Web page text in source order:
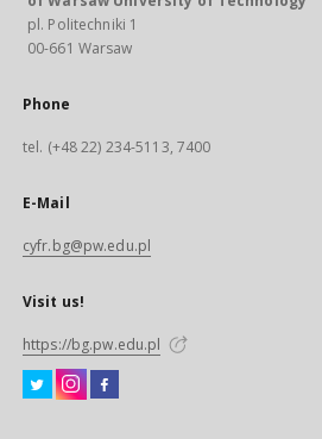
pl. Politechniki 1
00-661 Warsaw
Phone
tel. (+48 22) 234-5113, 7400
E-Mail
cyfr.bg@pw.edu.pl
Visit us!
https://bg.pw.edu.pl